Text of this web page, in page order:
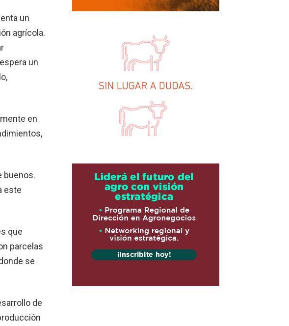
un
agrícola.
un
en
buenos.
este
que
parcelas
se
de